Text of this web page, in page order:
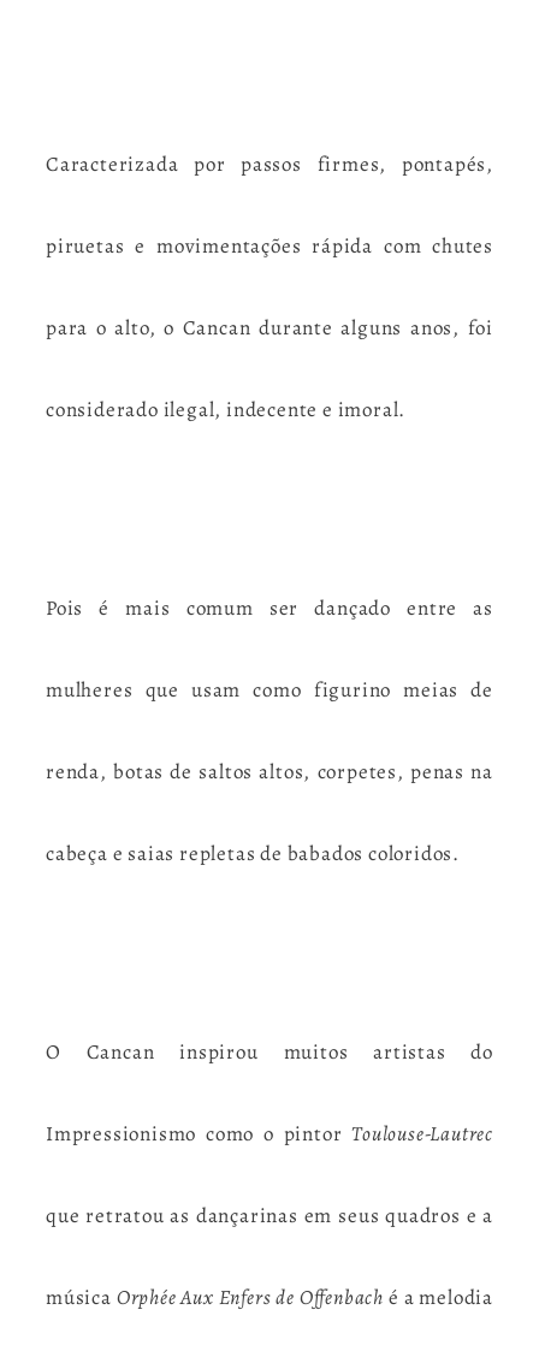
Caracterizada por passos firmes, pontapés,
piruetas e movimentações rápida com chutes
para o alto,o Cancan durante alguns anos, foi
considerado ilegal, indecente e imoral.
Pois é mais comum ser dançado entre as
mulheres que usam como figurino meias de
renda, botas de saltos altos, corpetes, penas na
cabeça e saias repletas de babados coloridos.
O Cancan inspirou muitos artistas do
Impressionismo como o pintorToulouse-Lautrec
que retratou as dançarinas em seus quadros e a
música Orphée Aux Enfers de Offenbach é a melodia